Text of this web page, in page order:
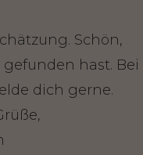
Schön,
hast. Bei
dich gerne.